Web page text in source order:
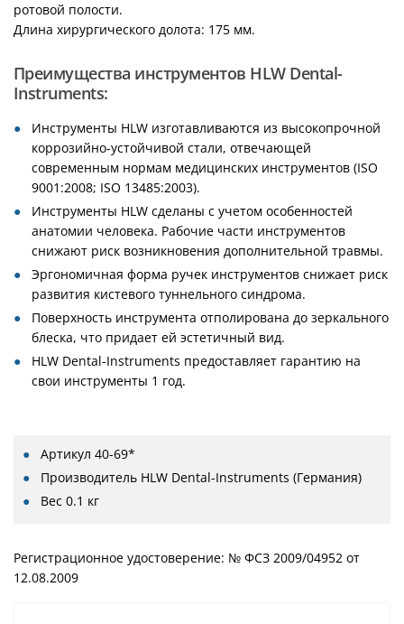
ротовой полости.
Длина хирургического долота: 175 мм.
Преимущества инструментов HLW Dental-
Instruments:
Инструменты HLW изготавливаются из высокопрочной
коррозийно-устойчивой стали, отвечающей
современным нормам медицинских инструментов (ISO
9001:2008; ISO 13485:2003).
Инструменты HLW сделаны с учетом особенностей
анатомии человека. Рабочие части инструментов
снижают риск возникновения дополнительной травмы.
Эргономичная форма ручек инструментов снижает риск
развития кистевого туннельного синдрома.
Поверхность инструмента отполирована до зеркального
блеска, что придает ей эстетичный вид.
HLW Dental-Instruments предоставляет гарантию на
свои инструменты 1 год.
Артикул 40-69*
Производитель HLW Dental-Instruments (Германия)
Вес 0.1 кг
Регистрационное удостоверение: № ФСЗ 2009/04952 от
12.08.2009